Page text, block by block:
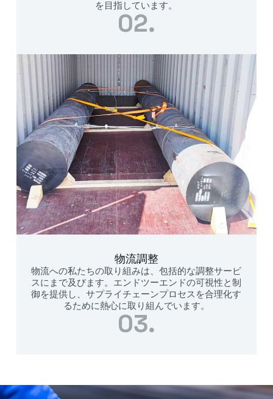
を目指しています。
02.
物流調整
物流への私たちの取り組みは、包括的な調整サービ
スにまで及びます。エンドツーエンドの可視性と制
御を提供し、サプライチェーンプロセスを合理化す
るために熱心に取り組んでいます。
03.